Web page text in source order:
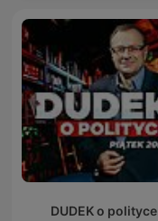
DUDEK o polityce